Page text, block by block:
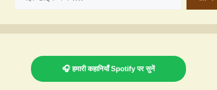
🎧 हमारी कहानियाँ Spotify पर सुनें